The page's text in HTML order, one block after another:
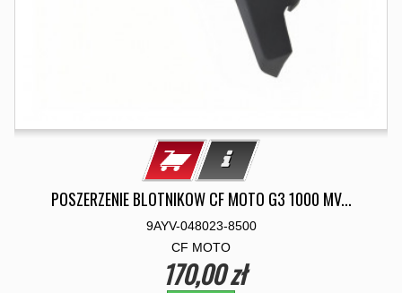
POSZERZENIE BLOTNIKOW CF MOTO G3 1000 MV...
9AYV-048023-8500
CF MOTO
170,00 zł